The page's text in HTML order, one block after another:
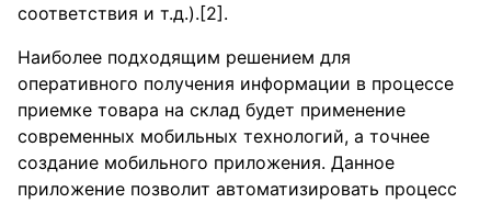
соответствия и т.д.).[2].
Наиболее подходящим решением для
оперативного получения информации в процессе
приемке товара на склад будет применение
современных мобильных технологий, а точнее
создание мобильного приложения. Данное
приложение позволит автоматизировать процесс